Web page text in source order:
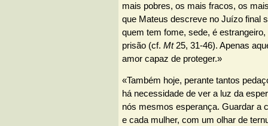
mais pobres, os mais fracos, os
que Mateus descreve no Juízo final
quem tem fome, sede, é
prisão (cf. Mt25, 31-46). Apenas
amor capaz de proteger.»
«Também hoje, perante tantos
há necessidade de ver a luz da
nós mesmos esperança. Guardar a
e cada mulher, com um olhar de